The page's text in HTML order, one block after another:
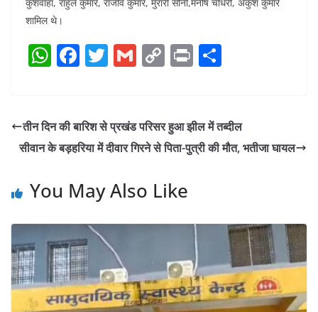
कुशवाहा, राहुल कुमार, राजीव कुमार, मुरारी सोनी,मनीष चौधरी, अंकुश कुमार
शामिल थे।
W
s
A
p
F
e
b
o
T
er
G
l
C
y
Li
k
Pr
e
तीन दिन की बारिश से प्रखंड परिसर हुआ झील में तब्दील
सीवान के बड़हरिया में दीवार गिरने से पिता-पुत्री की मौत, भतीजा घायल
You May Also Like